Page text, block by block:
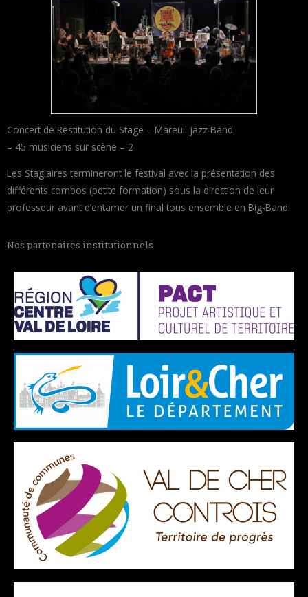
Concert de Restitution du Stage – Mareuil jazz Band
– 45 musiciens sur scène – 2
Les Stagiaires termineront le festival avec la présentation des
différents combos (petite formation) sous la direction de leur
professeur avant d’entamer un final tous ensemble en Big-Band.
Nos partenaires institutionnels